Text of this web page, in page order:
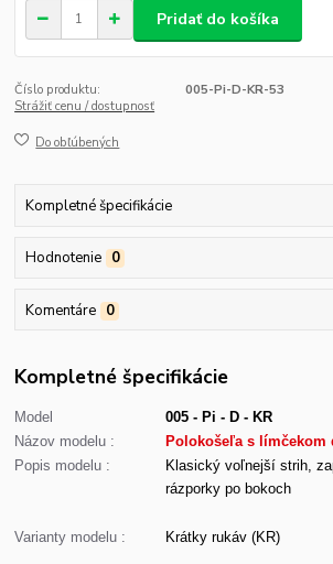
Pridať do košíka
Číslo produktu:
005-Pi-D-KR-53
Strážiť cenu / dostupnosť
Do obľúbených
Kompletné špecifikácie
Hodnotenie 0
Komentáre 0
Kompletné špecifikácie
Model
005 - Pi - D - KR
Názov modelu :
Polokošeľa s límčekom
Popis modelu :
Klasický voľnejší strih,
rázporky po bokoch
Varianty modelu : Krátky rukáv (KR)